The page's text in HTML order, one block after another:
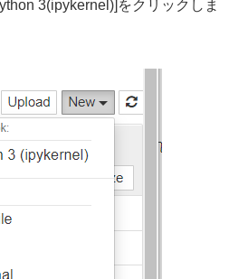
3(ipykernel)]をクリックしま